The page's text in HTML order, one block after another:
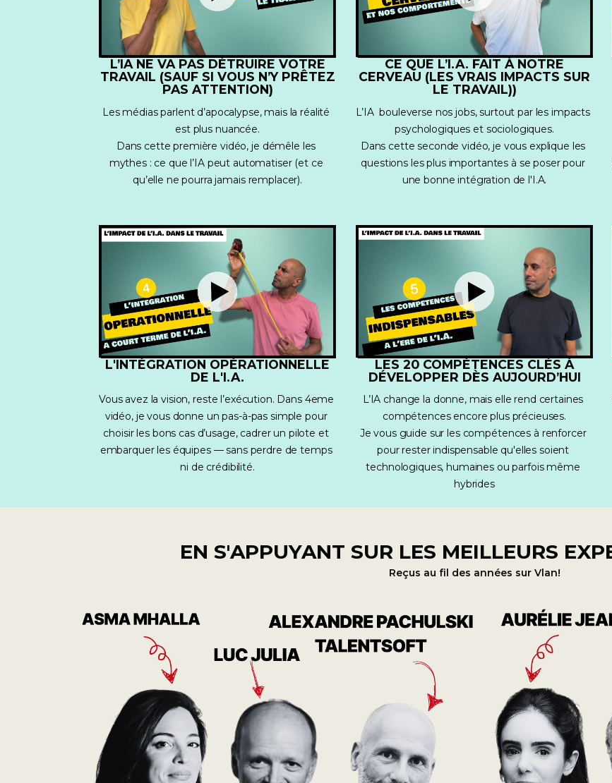
L’IA NE VA PAS DÉTRUIRE VOTRE
TRAVAIL (SAUF SI VOUS N’Y PRÊTEZ
PAS ATTENTION)
Les médias parlent d’apocalypse, mais la réalité
est plus nuancée.
Dans cette première vidéo, je démêle les
mythes : ce que l’IA peut automatiser (et ce
qu’elle ne pourra jamais remplacer).
CE QUE L’I.A. FAIT À NOTRE
CERVEAU (LES VRAIS IMPACTS SUR
LE TRAVAIL))
L’IA  bouleverse nos jobs, surtout par les impacts
psychologiques et sociologiques.
Dans cette seconde vidéo, je vous explique les
questions les plus importantes à se poser pour
une bonne intégration de l'I.A.
L'INTÉGRATION OPÉRATIONNELLE
DE L'I.A.
Vous avez la vision, reste l’exécution. Dans 4eme
vidéo, je vous donne un pas-à-pas simple pour
choisir les bons cas d’usage, cadrer un pilote et
embarquer les équipes — sans perdre de temps
ni de crédibilité.
LES 20 COMPÉTENCES CLÉS À
DÉVELOPPER DÈS AUJOURD’HUI
L’IA change la donne, mais elle rend certaines
compétences encore plus précieuses.
Je vous guide sur les compétences à renforcer
pour rester indispensable qu'elles soient
technologiques, humaines ou parfois même
hybrides
EN S'APPUYANT SUR LES MEILLEURS
Reçus au fil des années sur Vlan!